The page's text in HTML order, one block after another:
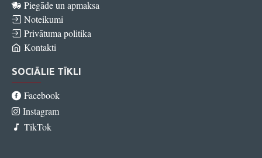
Piegāde un apmaksa
Noteikumi
Privātuma politika
Kontakti
SOCIĀLIE TĪKLI
Facebook
Instagram
TikTok